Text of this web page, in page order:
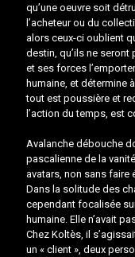
qu’une oeuvre soit
l’acheteur ou du
alors ceux-ci oublient
destin, qu’ils ne seront
et ses forces
humaine, et détermine
tout est poussière et
l’action du temps, est
Avalanche débouche
pascalienne de la
avatars, non sans faire
Dans la solitude des
cependant focalisée
humaine. Elle n’avait
Chez Koltès, il
un « client », deux